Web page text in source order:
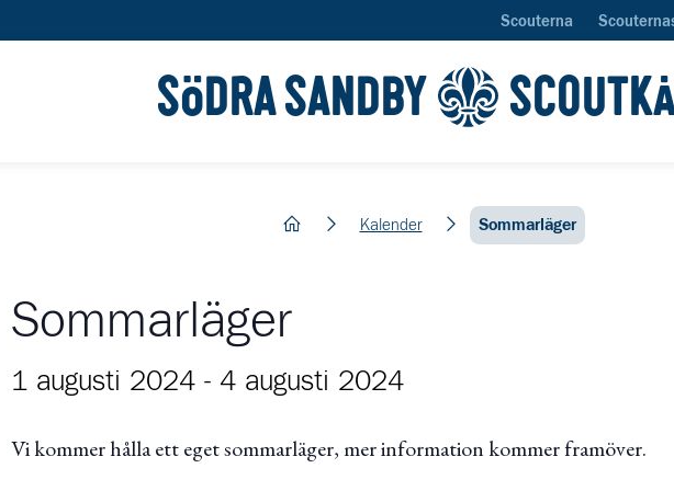
Scouterna
SÖDRA SANDBY
hem Kalender Sommarläger
Sommarläger
1 augusti 2024 - 4 augusti 2024
Vi kommer hålla ett eget sommarläger, mer information kommer framöver.